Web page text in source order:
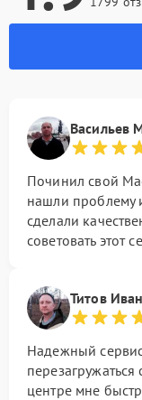
Васильев
Починил свой
нашли проблему
сделали
советовать этот
Титов Иван
Надежный
центре мне